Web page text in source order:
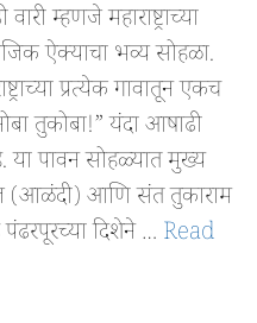
म्हणजे महाराष्ट्राच्या
ऐक्याचा भव्य सोहळा.
प्रत्येक गावातून एकच
तुकोबा!” यंदा आषाढी
पावन सोहळ्यात मुख्य
(आळंदी) आणि संत तुकाराम
दिशेने … Read